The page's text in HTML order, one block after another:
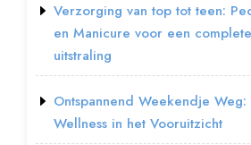
Verzorging van top tot teen:
en Manicure voor een complete
uitstraling
Ontspannend Weekendje Weg:
Wellness in het Vooruitzicht